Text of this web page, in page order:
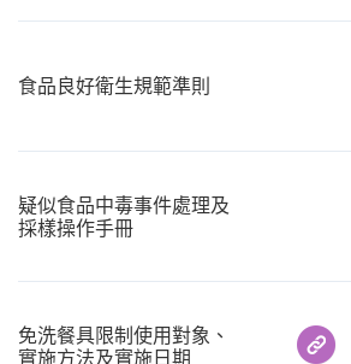
食品良好衛生規範準則
疑似食品中毒事件處理及
採樣操作手冊
免洗餐具限制使用對象、
實施方法及實施日期